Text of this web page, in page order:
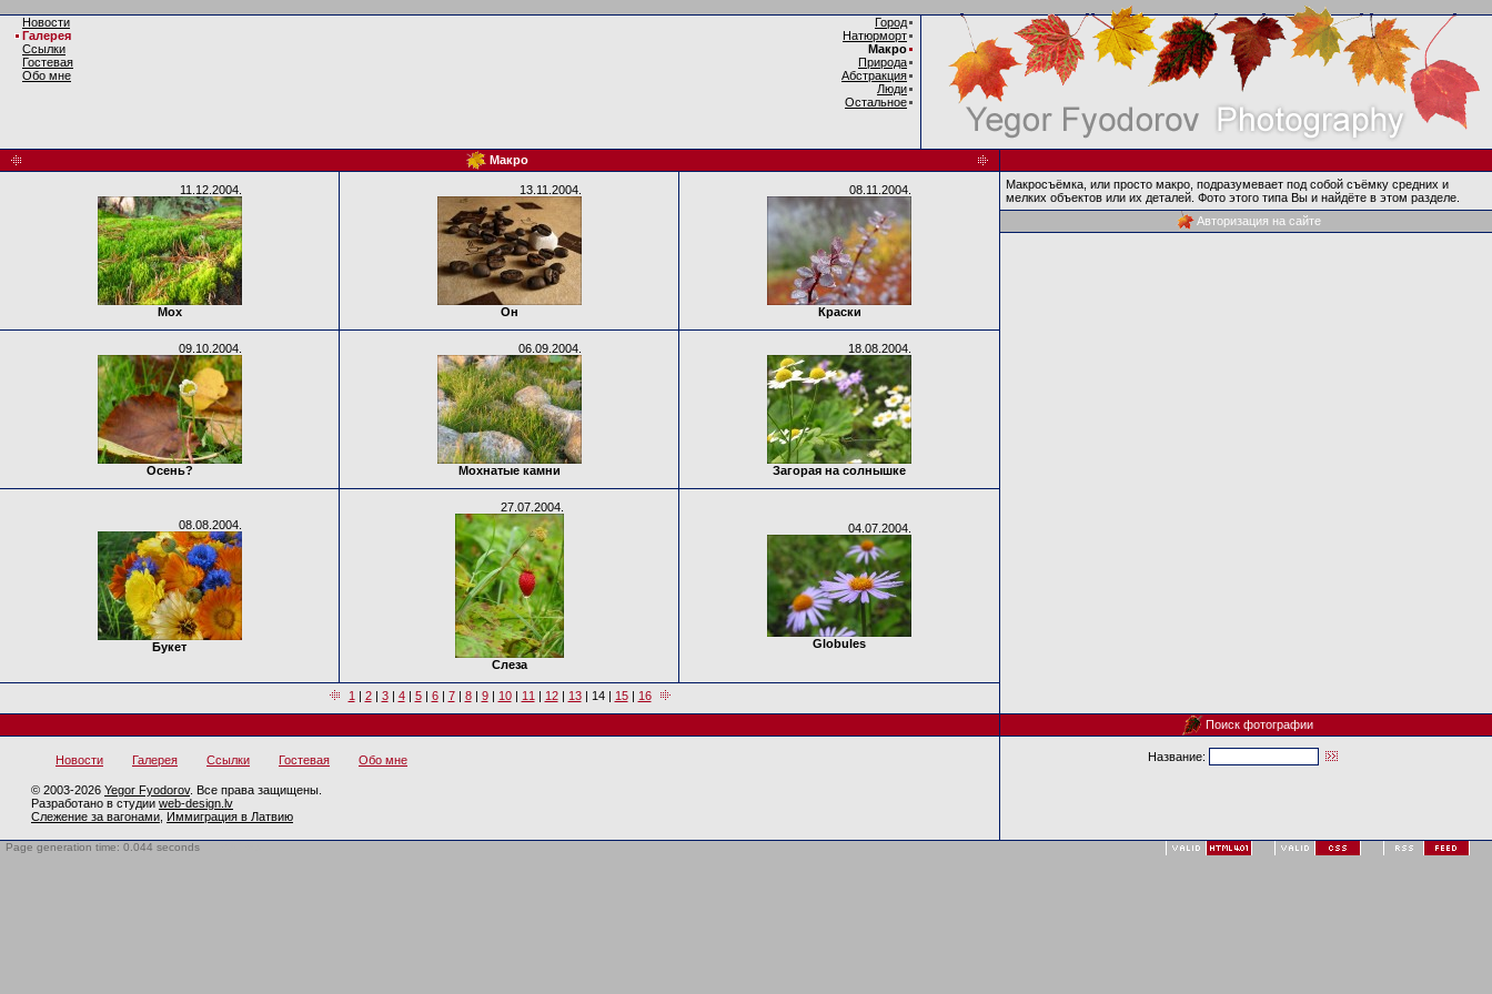
Новости
Галерея
Ссылки
Гостевая
Обо мне
Город
Натюрморт
Макро
Природа
Абстракция
Люди
Остальное
Макро
11.12.2004.
Мох
13.11.2004.
Он
08.11.2004.
Краски
09.10.2004.
Осень?
06.09.2004.
Мохнатые камни
18.08.2004.
Загорая на солнышке
08.08.2004.
Букет
27.07.2004.
Слеза
04.07.2004.
Globules
1 | 2| 3| 4| 5| 6| 7| 8| 9| 10| 11 | 12| 13| 14 | 15| 16
Макросъёмка, или просто макро, подразумевает под собой съёмку средних и
мелких объектов или их деталей. Фото этого типа Вы и найдёте в этом разделе.
Авторизация на сайте
Поиск фотографии
Новости Галерея Ссылки Гостевая Обо мне
© 2003-2026 Yegor Fyodorov. Все права защищены.
Разработано в студии web-design.lv
Слежение за вагонами Иммиграция в Латвию
Название:
Page generation time: 0.044 seconds